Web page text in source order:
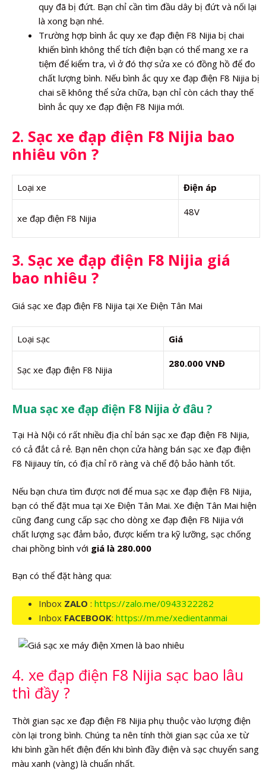
quy đã bị đứt. Bạn chỉ cần tìm đầu dây bị đứt và nối lại
là xong bạn nhé.
Trường hợp bình ắc quy xe đạp điện F8 Nijia bị chai
khiến bình không thể tích điện bạn có thể mang xe ra
tiệm để kiểm tra, vì ở đó thợ sửa xe có đồng hồ để đo
chất lượng bình. Nếu bình ắc quy xe đạp điện F8 Nijia bị
chai sẽ không thể sửa chữa, bạn chỉ còn cách thay thế
bình ắc quy xe đạp điện F8 Nijia mới.
2. Sạc xe đạp điện F8 Nijia bao
nhiêu vôn ?
Loại xe Điện áp
xe đạp điện F8 Nijia
48V
3. Sạc xe đạp điện F8 Nijia giá
bao nhiêu ?
Giá sạc xe đạp điện F8 Nijia tại Xe Điện Tân Mai
Loại sạc Giá
Sạc xe đạp điện F8 Nijia
280.000 VNĐ
Mua sạc xe đạp điện F8 Nijia ở đâu ?
Tại Hà Nội có rất nhiều địa chỉ bán sạc xe đạp điện F8 Nijia,
có cả đắt cả rẻ. Bạn nên chọn cửa hàng bán sạc xe đạp điện
F8 Nijiauy tín, có địa chỉ rõ ràng và chế độ bảo hành tốt.
Nếu bạn chưa tìm được nơi để mua sạc xe đạp điện F8 Nijia,
bạn có thể đặt mua tại Xe Điện Tân Mai. Xe điện Tân Mai hiện
cũng đang cung cấp sạc cho dòng xe đạp điện F8 Nijia với
chất lượng sạc đảm bảo, được kiểm tra kỹ lưỡng, sạc chống
chai phồng bình với giá là 280.000
Bạn có thể đặt hàng qua:
Inbox ZALO : https://zalo.me/0943322282
Inbox FACEBOOK: https://m.me/xedientanmai
4. xe đạp điện F8 Nijia sạc bao lâu
thì đầy ?
Thời gian sạc xe đạp điện F8 Nijia phụ thuộc vào lượng điện
còn lại trong bình. Chúng ta nên tính thời gian sạc của xe từ
khi bình gần hết điện đến khi bình đầy điện và sạc chuyển sang
màu xanh (vàng) là chuẩn nhất.